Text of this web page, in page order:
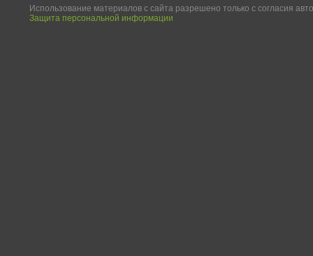
Использование материалов с сайта разрешено только с согласия
Защита персональной информации